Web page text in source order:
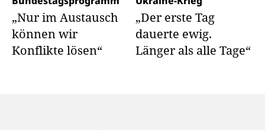
„Nur im Austausch
können wir
Konflikte lösen“
„Der erste Tag
dauerte ewig.
Länger als alle Tage“